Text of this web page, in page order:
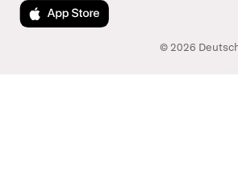
Laden im App Store
© 2026